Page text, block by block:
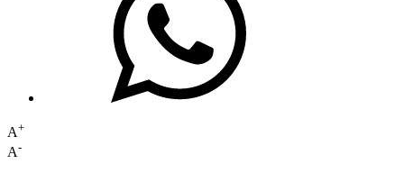
A+
A-